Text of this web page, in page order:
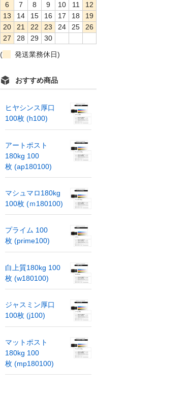
6
7 8 9 10 11
12
13
14 15 16 17 18
19
20
21 22 23 24 25
26
27
28 29
30
(
発送業務休日)
おすすめ商品
ヒヤシンス厚口
100枚 (h100)
アートポスト
180kg 100
枚 (ap180100)
マシュマロ180kg
100枚 (ｍ180100)
プライム 100
枚 (prime100)
白上質180kg 100
枚 (w180100)
ジャスミン厚口
100枚 (j100)
マットポスト
180kg 100
枚 (mp180100)